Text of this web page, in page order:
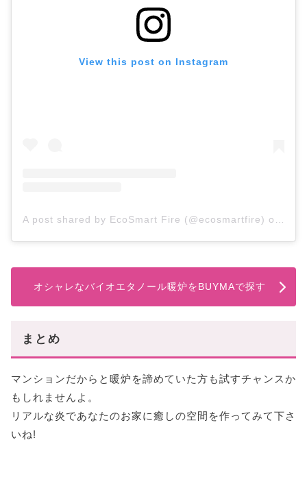
View this post on Instagram
A post shared by EcoSmart Fire (@ecosmartfire) on
オシャレなバイオエタノール暖炉をBUYMAで探す
まとめ
マンションだからと暖炉を諦めていた方も試すチャンスか
もしれませんよ。
リアルな炎であなたのお家に癒しの空間を作ってみて下さ
いね!